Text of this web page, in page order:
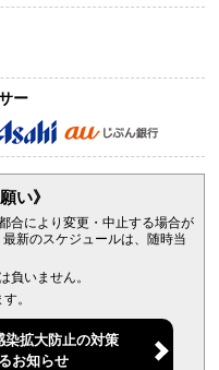
ー
い》
合により変更・中止する場合が
新のスケジュールは、随時当
負いません。
。
染拡大防止の対策
お知らせ